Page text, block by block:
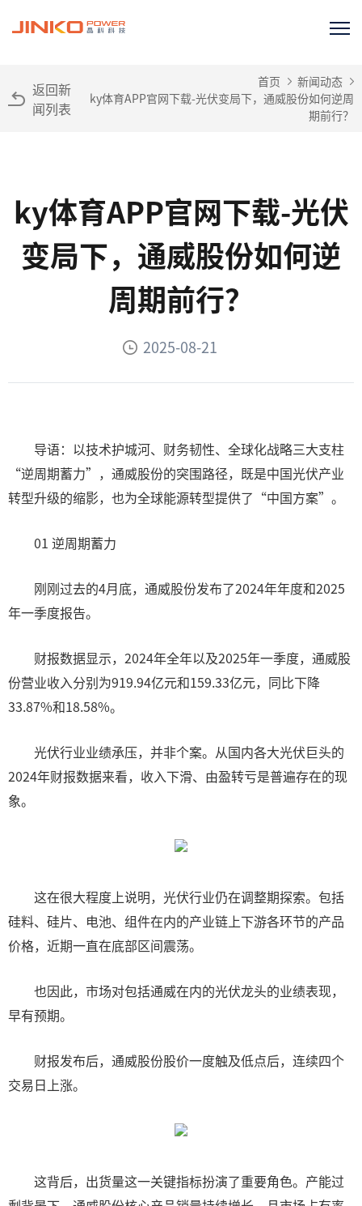
返回新
闻列表
首页
新闻动态
ky体育APP官网下载-光伏变局下，通威股份如何逆周
期前行？
ky体育APP官网下载-光伏
变局下，通威股份如何逆
周期前行？
2025-08-21
导语：以技术护城河、财务韧性、全球化战略三大支柱
“逆周期蓄力”，通威股份的突围路径，既是中国光伏产业
转型升级的缩影，也为全球能源转型提供了“中国方案”。
01 逆周期蓄力
刚刚过去的4月底，通威股份发布了2024年年度和2025
年一季度报告。
财报数据显示，2024年全年以及2025年一季度，通威股
份营业收入分别为919.94亿元和159.33亿元，同比下降
33.87%和18.58%。
光伏行业业绩承压，并非个案。从国内各大光伏巨头的
2024年财报数据来看，收入下滑、由盈转亏是普遍存在的现
象。
这在很大程度上说明，光伏行业仍在调整期探索。包括
硅料、硅片、电池、组件在内的产业链上下游各环节的产品
价格，近期一直在底部区间震荡。
也因此，市场对包括通威在内的光伏龙头的业绩表现，
早有预期。
财报发布后，通威股份股价一度触及低点后，连续四个
交易日上涨。
这背后，出货量这一关键指标扮演了重要角色。产能过